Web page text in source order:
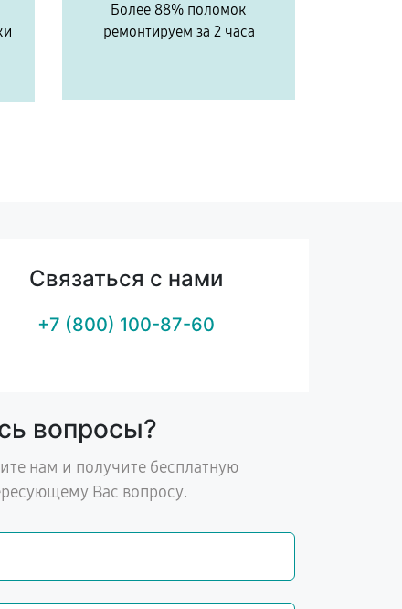
Более 88% поломок
ремонтируем за 2 часа
Связаться с нами
+7 (800) 100-87-60
вопросы?
нам и получите бесплатную
Вас вопросу.